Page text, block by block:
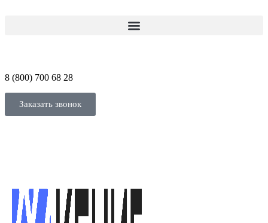
8 (800) 700 68 28
Заказать звонок